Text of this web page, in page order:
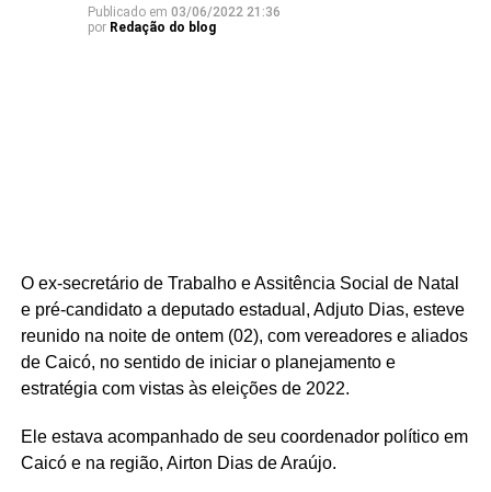
Publicado em 03/06/2022 21:36
por Redação do blog
O ex-secretário de Trabalho e Assitência Social de Natal
e pré-candidato a deputado estadual, Adjuto Dias, esteve
reunido na noite de ontem (02), com vereadores e aliados
de Caicó, no sentido de iniciar o planejamento e
estratégia com vistas às eleições de 2022.
Ele estava acompanhado de seu coordenador político em
Caicó e na região, Airton Dias de Araújo.